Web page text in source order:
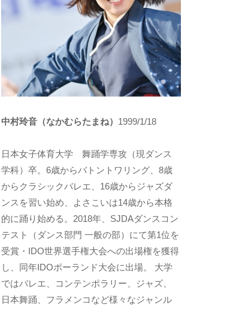
中村玲音（なかむらたまね） 1999/1/18
日本女子体育大学 舞踊学専攻（現ダンス
学科）卒。6歳からバトントワリング、8歳
からクラシックバレエ、16歳からジャズダ
ンスを習い始め、よさこいは14歳から本格
的に踊り始める。2018年、SJDAダンスコン
テスト（ダンス部門 一般の部）にて第1位を
受賞・IDO世界選手権大会への出場権を獲得
し、同年IDOポーランド大会に出場。 大学
ではバレエ、コンテンポラリー、ジャズ、
日本舞踊、フラメンコなど様々なジャンル